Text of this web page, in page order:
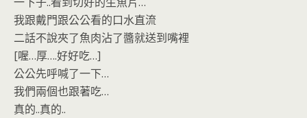
我跟戴門跟公公看的口水直流
二話不說夾了魚肉沾了醬就送到嘴裡
[喔…厚….好好吃…]
公公先呼喊了一下…
我們兩個也跟著吃…
真的..真的..